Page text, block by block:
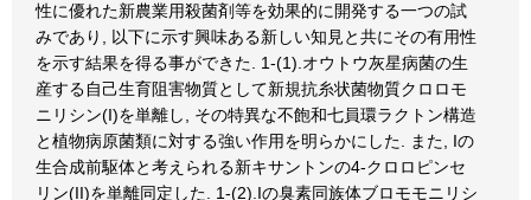
性に優れた新農業用殺菌剤等を効果的に開発する一つの試
みであり, 以下に示す興味ある新しい知見と共にその有用性
を示す結果を得る事ができた. 1-(1).オウトウ灰星病菌の生
産する自己生育阻害物質として新規抗糸状菌物質クロロモ
ニリシン(I)を単離し, その特異な不飽和七員環ラクトン構造
と植物病原菌類に対する強い作用を明らかにした. また, Iの
生合成前駆体と考えられる新キサントンの4-クロロピンセ
リン(II)を単離同定した. 1-(2).Iの臭素同族体ブロモモニリシ